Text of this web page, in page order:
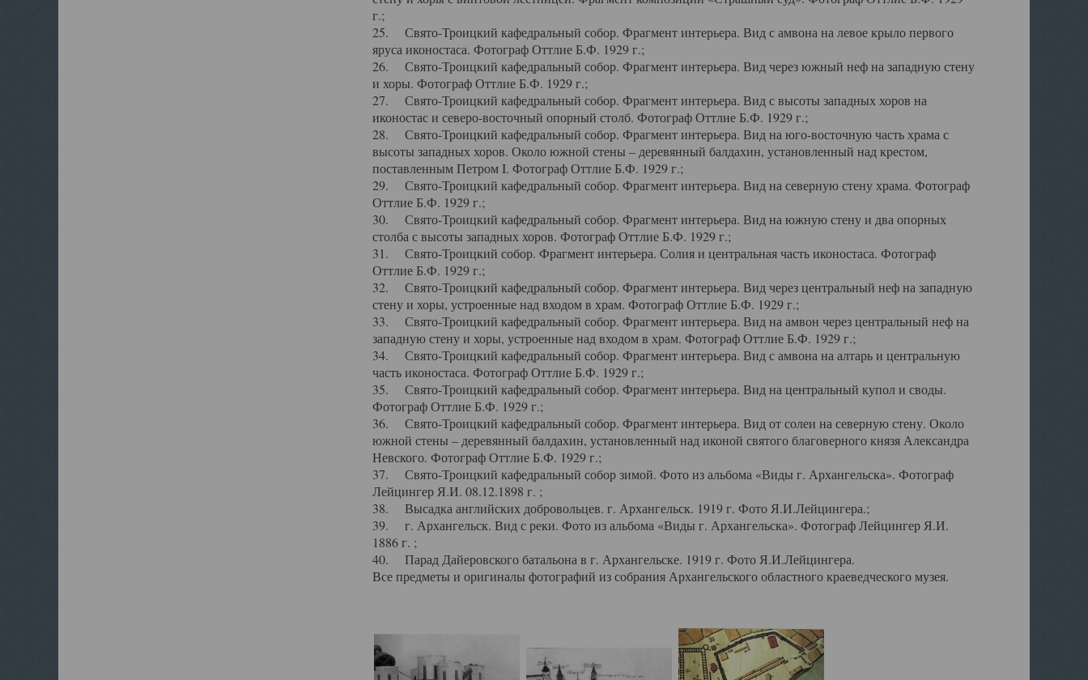
г.;
25. Свято-Троицкий кафедральный собор. Фрагмент интерьера. Вид с амвона на левое крыло первого
яруса иконостаса. Фотограф Оттлие Б.Ф. 1929 г.;
26. Свято-Троицкий кафедральный собор. Фрагмент интерьера. Вид через южный неф на западную стену
и хоры. Фотограф Оттлие Б.Ф. 1929 г.;
27. Свято-Троицкий кафедральный собор. Фрагмент интерьера. Вид с высоты западных хоров на
иконостас и северо-восточный опорный столб. Фотограф Оттлие Б.Ф. 1929 г.;
28. Свято-Троицкий кафедральный собор. Фрагмент интерьера. Вид на юго-восточную часть храма с
высоты западных хоров. Около южной стены – деревянный балдахин, установленный над крестом,
поставленным Петром I. Фотограф Оттлие Б.Ф. 1929 г.;
29. Свято-Троицкий кафедральный собор. Фрагмент интерьера. Вид на северную стену храма. Фотограф
Оттлие Б.Ф. 1929 г.;
30. Свято-Троицкий кафедральный собор. Фрагмент интерьера. Вид на южную стену и два опорных
столба с высоты западных хоров. Фотограф Оттлие Б.Ф. 1929 г.;
31. Свято-Троицкий собор. Фрагмент интерьера. Солия и центральная часть иконостаса. Фотограф
Оттлие Б.Ф. 1929 г.;
32. Свято-Троицкий кафедральный собор. Фрагмент интерьера. Вид через центральный неф на западную
стену и хоры, устроенные над входом в храм. Фотограф Оттлие Б.Ф. 1929 г.;
33. Свято-Троицкий кафедральный собор. Фрагмент интерьера. Вид на амвон через центральный неф на
западную стену и хоры, устроенные над входом в храм. Фотограф Оттлие Б.Ф. 1929 г.;
34. Свято-Троицкий кафедральный собор. Фрагмент интерьера. Вид с амвона на алтарь и центральную
часть иконостаса. Фотограф Оттлие Б.Ф. 1929 г.;
35. Свято-Троицкий кафедральный собор. Фрагмент интерьера. Вид на центральный купол и своды.
Фотограф Оттлие Б.Ф. 1929 г.;
36. Свято-Троицкий кафедральный собор. Фрагмент интерьера. Вид от солеи на северную стену. Около
южной стены – деревянный балдахин, установленный над иконой святого благоверного князя Александра
Невского. Фотограф Оттлие Б.Ф. 1929 г.;
37. Свято-Троицкий кафедральный собор зимой. Фото из альбома «Виды г. Архангельска». Фотограф
Лейцингер Я.И. 08.12.1898 г. ;
38. Высадка английских добровольцев. г. Архангельск. 1919 г. Фото Я.И.Лейцингера.;
39. г. Архангельск. Вид с реки. Фото из альбома «Виды г. Архангельска». Фотограф Лейцингер Я.И.
1886 г. ;
40. Парад Дайеровского батальона в г. Архангельске. 1919 г. Фото Я.И.Лейцингера.
Все предметы и оригиналы фотографий из собрания Архангельского областного краеведческого музея.